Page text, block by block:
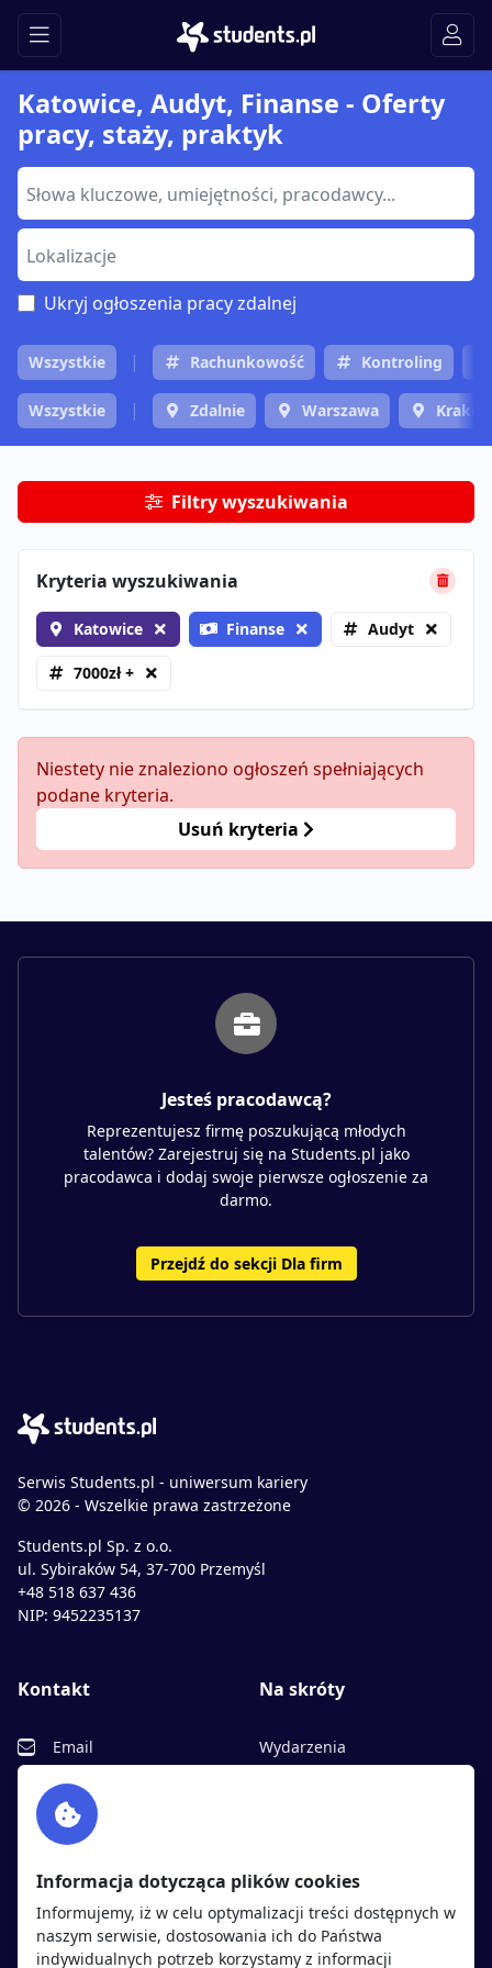
Katowice, Audyt, Finanse - Oferty
pracy, staży, praktyk
Ukryj ogłoszenia pracy zdalnej
Wszystkie Rachunkowość Kontroling
Wszystkie Zdalnie Warszawa
Filtry wyszukiwania
Kryteria wyszukiwania
Katowice Finanse Audyt
7000zł +
Niestety nie znaleziono ogłoszeń spełniających
podane kryteria.
Usuń kryteria
Jesteś pracodawcą?
Reprezentujesz firmę poszukującą młodych
talentów? Zarejestruj się na Students.pl jako
pracodawca i dodaj swoje pierwsze ogłoszenie za
darmo.
Przejdź do sekcji Dla firm
Serwis Students.pl - uniwersum kariery
© 2026 - Wszelkie prawa zastrzeżone
Students.pl Sp. z o.o.
ul. Sybiraków 54, 37-700 Przemyśl
+48 518 637 436
NIP: 9452235137
Kontakt
Email
Facebook
Twitter
Na skróty
Wydarzenia
Polityka cookies
Polityka prywatności
Informacja dotycząca plików cookies
Informujemy, iż w celu optymalizacji treści dostępnych w
naszym serwisie, dostosowania ich do Państwa
indywidualnych potrzeb korzystamy z informacji